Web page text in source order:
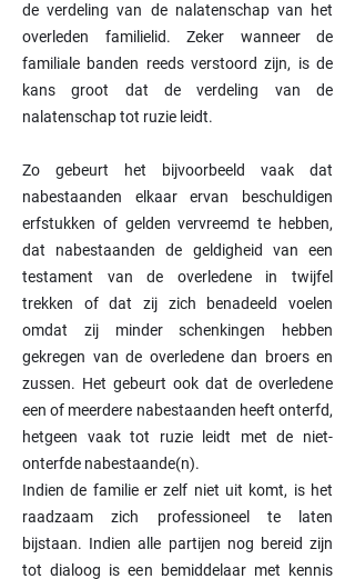
de verdeling van de nalatenschap van het
overleden familielid. Zeker wanneer de
familiale banden reeds verstoord zijn, is de
kans groot dat de verdeling van de
nalatenschap tot ruzie leidt.
Zo gebeurt het bijvoorbeeld vaak dat
nabestaanden elkaar ervan beschuldigen
erfstukken of gelden vervreemd te hebben,
dat nabestaanden de geldigheid van een
testament van de overledene in twijfel
trekken of dat zij zich benadeeld voelen
omdat zij minder schenkingen hebben
gekregen van de overledene dan broers en
zussen. Het gebeurt ook dat de overledene
een of meerdere nabestaanden heeft onterfd,
hetgeen vaak tot ruzie leidt met de niet-
onterfde nabestaande(n).
Indien de familie er zelf niet uit komt, is het
raadzaam zich professioneel te laten
bijstaan. Indien alle partijen nog bereid zijn
tot dialoog is een bemiddelaar met kennis